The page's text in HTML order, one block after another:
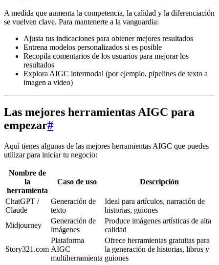
A medida que aumenta la competencia, la calidad y la diferenciación
se vuelven clave. Para mantenerte a la vanguardia:
Ajusta tus indicaciones para obtener mejores resultados
Entrena modelos personalizados si es posible
Recopila comentarios de los usuarios para mejorar los
resultados
Explora AIGC intermodal (por ejemplo, pipelines de texto a
imagen a video)
Las mejores herramientas AIGC para
empezar#
Aquí tienes algunas de las mejores herramientas AIGC que puedes
utilizar para iniciar tu negocio:
Nombre de
la
herramienta
Caso de uso Descripción
ChatGPT /
Claude
Generación de
texto
Ideal para artículos, narración de
historias, guiones
Midjourney
Generación de
imágenes
Produce imágenes artísticas de alta
calidad
Story321.com
Plataforma
AIGC
multiherramienta
Ofrece herramientas gratuitas para
la generación de historias, libros y
guiones